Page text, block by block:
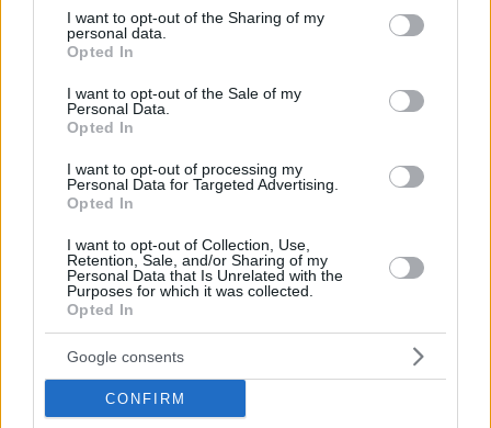
not limited to your visit or usage behaviour. You may click to
grant or deny consent to Google and its third-party tags to
use your data for below specified purposes in below Google
consent section.
I want to opt-out of the Sharing of my
personal data.
Opted In
I want to opt-out of the Sale of my
Personal Data.
Opted In
I want to opt-out of processing my
Personal Data for Targeted Advertising.
Opted In
I want to opt-out of Collection, Use,
Retention, Sale, and/or Sharing of my
Personal Data that Is Unrelated with the
Purposes for which it was collected.
Opted In
Google consents
CONFIRM
Ελεύθερος Τύπος